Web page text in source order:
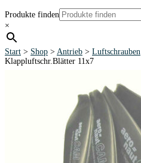
Produkte finden
×
Start > Shop > Antrieb > Luftschrauben
Klappluftschr.Blätter 11x7